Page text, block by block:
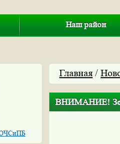
Наш район
Главная /
ВНИМАНИЕ!